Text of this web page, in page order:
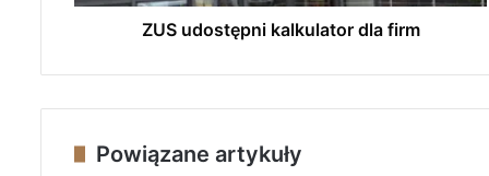
ę
i
l
k
ZUS udostępni kalkulator dla firm
Powiązane artykuły